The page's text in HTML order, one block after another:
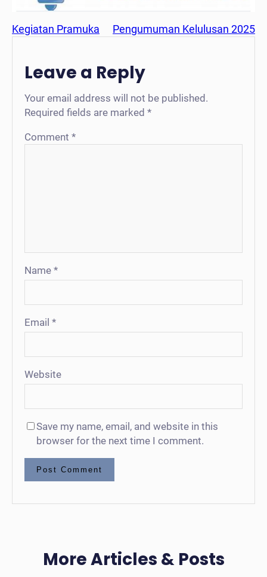
Kegiatan Pramuka Pengumuman Kelulusan 2025
Leave a Reply
Your email address will not be published.
Required fields are marked *
Comment *
Name *
Email *
Website
Save my name, email, and website in this
browser for the next time I comment.
More Articles & Posts